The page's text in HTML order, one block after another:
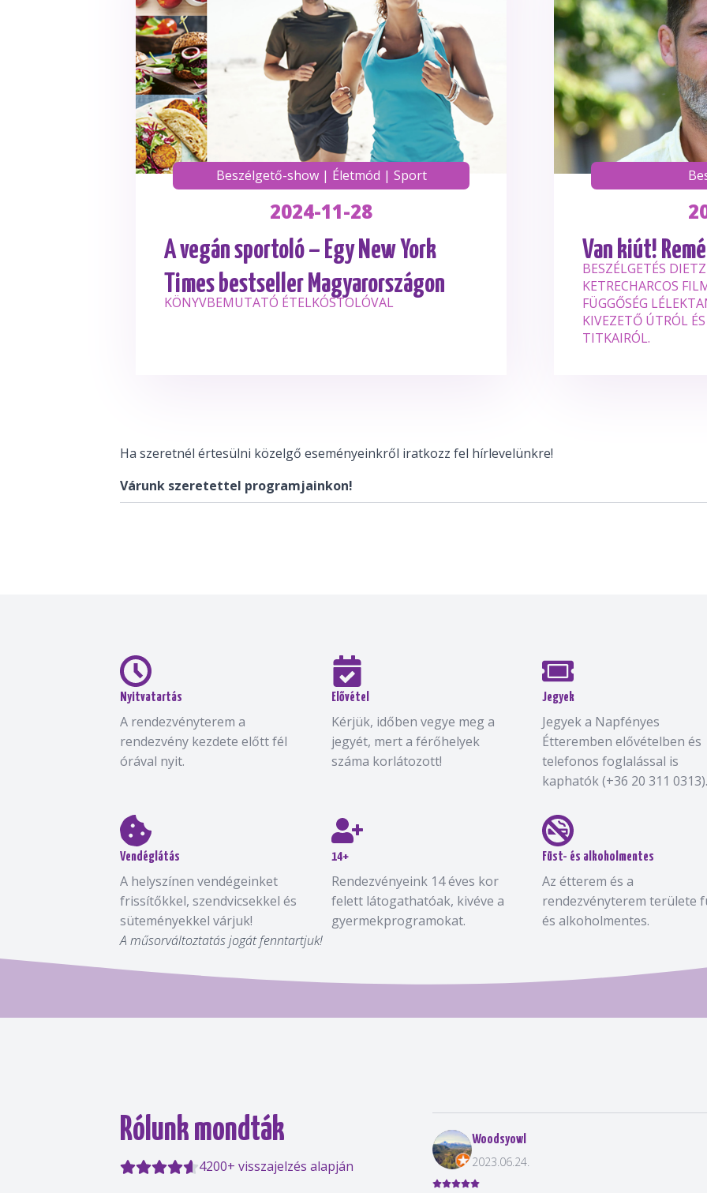
Beszélgető-show| Életmód | Sport
2024-11-28
A vegán sportoló – Egy New York
Times bestseller Magyarországon
KÖNYVBEMUTATÓ ÉTELKÓSTOLÓVAL
Van kiút!
BESZÉLGETÉS
KETRECHARCOS
FÜGGŐSÉG
KIVEZETŐ ÚTRÓL
TITKAIRÓL.
Ha szeretnél értesülni közelgő eseményeinkről iratkozz fel hírlevelünkre!
Várunk szeretettel programjainkon!
Nyitvatartás
A rendezvényterem a
rendezvény kezdete előtt fél
órával nyit.
Elővétel
Kérjük, időben vegye meg a
jegyét, mert a férőhelyek
száma korlátozott!
Jegyek
Jegyek a Napfényes
Étteremben elővételben és
telefonos foglalással is
kaphatók (+36 20 311 0313).
Vendéglátás
A helyszínen vendégeinket
frissítőkkel, szendvicsekkel és
süteményekkel várjuk!
14+
Rendezvényeink 14 éves kor
felett látogathatóak, kivéve a
gyermekprogramokat.
Füst- és alkoholmentes
Az étterem és a
rendezvényterem területe
és alkoholmentes.
A műsorváltoztatás jogát fenntartjuk!
Rólunk mondták
4200+ visszajelzés alapján
Woodsyowl
2023.06.24.